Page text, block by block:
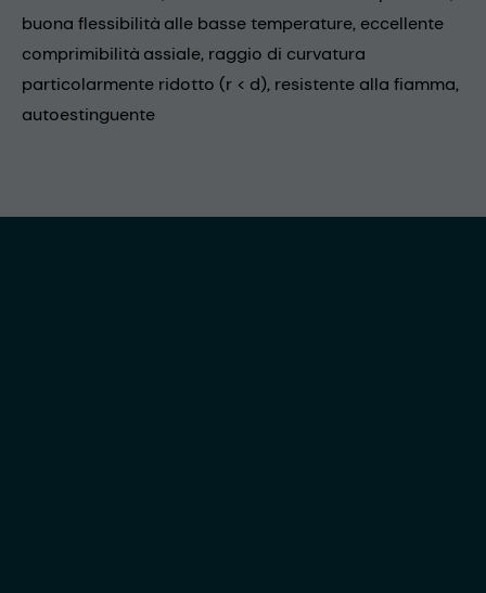
buona flessibilità alle basse temperature, eccellente
comprimibilità assiale, raggio di curvatura
particolarmente ridotto (r < d), resistente alla fiamma,
autoestinguente